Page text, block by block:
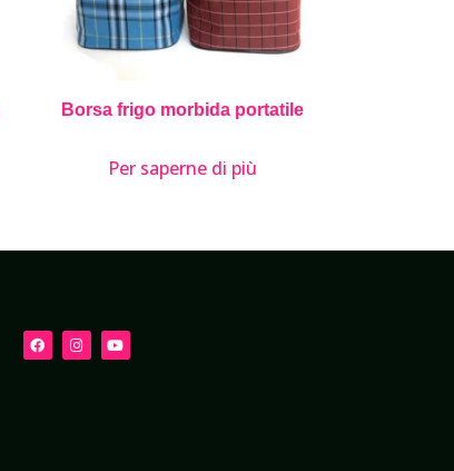
Borsa frigo morbida portatile
Per saperne di più